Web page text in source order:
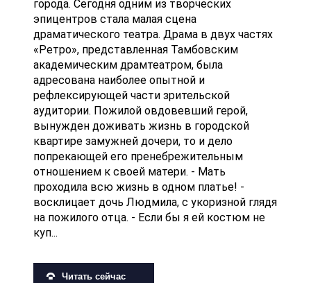
города. Сегодня одним из творческих
эпицентров стала малая сцена
драматического театра. Драма в двух частях
«Ретро», представленная Тамбовским
академическим драмтеатром, была
адресована наиболее опытной и
рефлексирующей части зрительской
аудитории. Пожилой овдовевший герой,
вынужден доживать жизнь в городской
квартире замужней дочери, то и дело
попрекающей его пренебрежительным
отношением к своей матери. - Мать
проходила всю жизнь в одном платье! -
восклицает дочь Людмила, с укоризной глядя
на пожилого отца. - Если бы я ей костюм не
куп...
Читать сейчас